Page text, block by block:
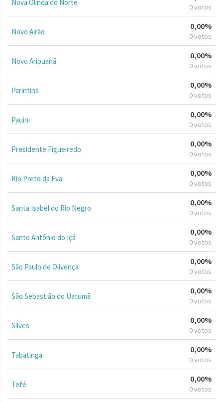
Nova Olinda do Norte 0 votos
Novo Airão
0,00%
0 votos
Novo Aripuanã
0,00%
0 votos
Parintins
0,00%
0 votos
Pauini
0,00%
0 votos
Presidente Figueiredo
0,00%
0 votos
Rio Preto da Eva
0,00%
0 votos
Santa Isabel do Rio Negro
0,00%
0 votos
Santo Antônio do Içá
0,00%
0 votos
São Paulo de Olivença
0,00%
0 votos
São Sebastião do Uatumã
0,00%
0 votos
Silves
0,00%
0 votos
Tabatinga
0,00%
0 votos
Tefé
0,00%
0 votos